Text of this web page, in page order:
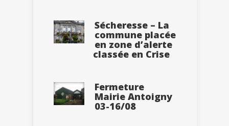
Sécheresse – La
commune placée
en zone d’alerte
classée en Crise
Fermeture
Mairie Antoigny
03-16/08